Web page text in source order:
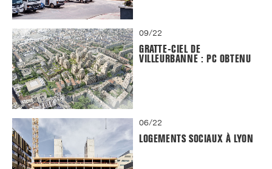
09/22
GRATTE-CIEL DE
VILLEURBANNE : PC OBTENU
06/22
LOGEMENTS SOCIAUX À LYON